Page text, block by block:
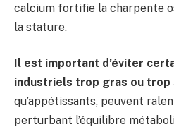
calcium fortifie la charpente
la stature.
Il est important d’éviter
industriels trop gras ou trop
qu’appétissants, peuvent
perturbant l’équilibre